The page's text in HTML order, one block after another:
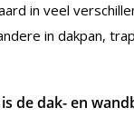
in veel
in dakpan,
de dak- en